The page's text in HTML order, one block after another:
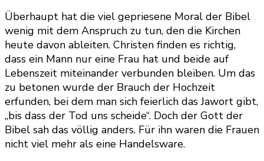
Überhaupt hat die viel gepriesene Moral der Bibel
wenig mit dem Anspruch zu tun, den die Kirchen
heute davon ableiten. Christen finden es richtig,
dass ein Mann nur eine Frau hat und beide auf
Lebenszeit miteinander verbunden bleiben. Um das
zu betonen wurde der Brauch der Hochzeit
erfunden, bei dem man sich feierlich das Jawort gibt,
„bis dass der Tod uns scheide“. Doch der Gott der
Bibel sah das völlig anders. Für ihn waren die Frauen
nicht viel mehr als eine Handelsware.